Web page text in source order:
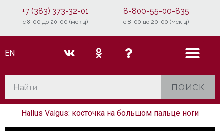
+7 (383) 373-32-01
c 8-00 до 20-00 (мск+4)
8-800-55-00-835
c 8-00 до 20-00 (мск+4)
EN
ПОИСК
Hallus Valgus: косточка на большом пальце ноги